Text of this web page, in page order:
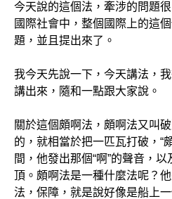
今天說的這個法，牽涉的問題
國際社會中，整個國際上的這
題，並且提出來了。
我今天先說一下，今天講法，
講出來，隨和一點跟大家說。
關於這個頗啊法，頗啊法又叫
的，就相當於把一匹瓦打破，“
間，他發出那個“啊”的聲音，
頂。頗啊法是一種什麼法呢？
法，保障，就是說好像是船上